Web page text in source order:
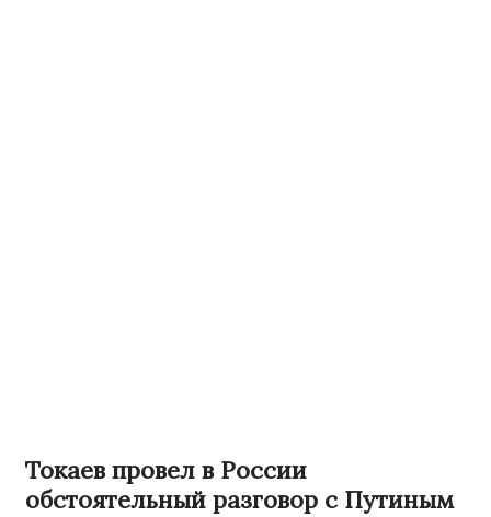
Токаев провел в России
обстоятельный разговор с Путиным